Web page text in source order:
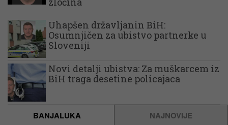
Uhapšen državljanin BiH:
Osumnjičen za ubistvo partnerke u
Sloveniji
Novi detalji ubistva: Za muškarcem iz
BiH traga desetine policajaca
BANJALUKA NAJNOVIJE